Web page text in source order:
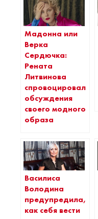
Мадонна или
Верка
Сердючка:
Рената
Литвинова
спровоцировала
обсуждения
своего модного
образа
Василиса
Володина
предупредила,
как себя вести